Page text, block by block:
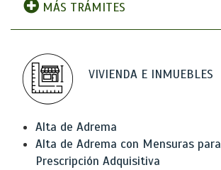
MÁS TRÁMITES
VIVIENDA E INMUEBLES
Alta de Adrema
Alta de Adrema con Mensuras para
Prescripción Adquisitiva